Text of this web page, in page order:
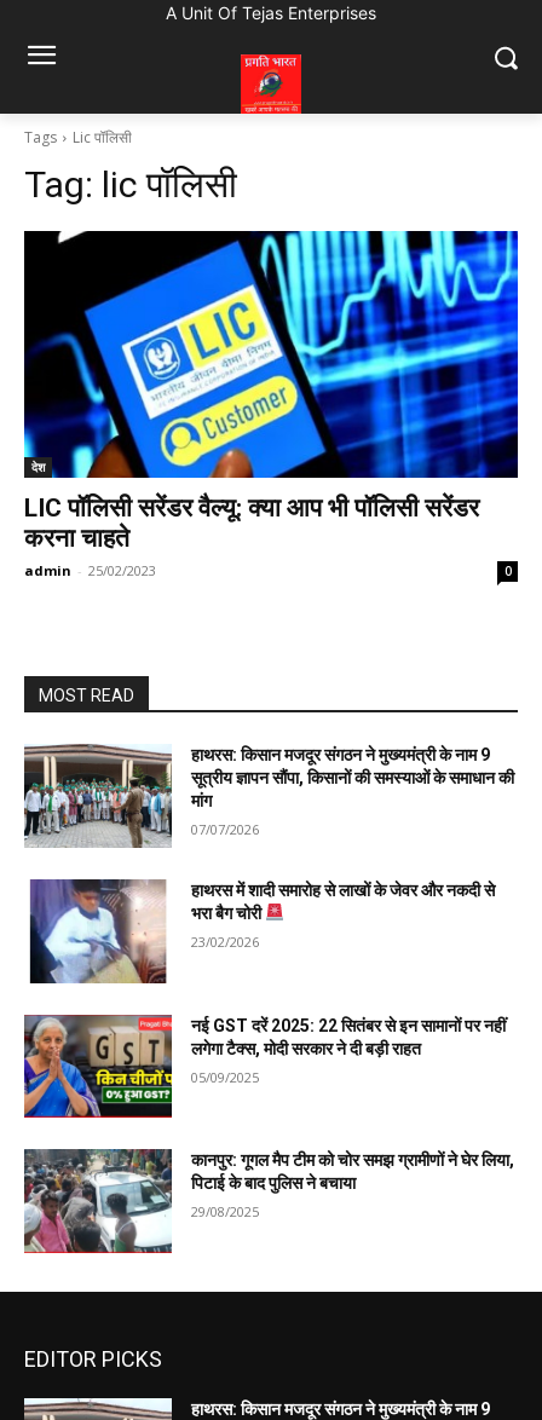
A Unit Of Tejas Enterprises
Tags Lic पॉलिसी
Tag: lic पॉलिसी
देश
LIC पॉलिसी सरेंडर वैल्यू: क्या आप भी पॉलिसी सरेंडर
करना चाहते
admin - 25/02/2023 0
MOST READ
हाथरस: किसान मजदूर संगठन ने मुख्यमंत्री के नाम 9
सूत्रीय ज्ञापन सौंपा, किसानों की समस्याओं के समाधान की
मांग
07/07/2026
हाथरस में शादी समारोह से लाखों के जेवर और नकदी से
भरा बैग चोरी
23/02/2026
नई GST दरें 2025: 22 सितंबर से इन सामानों पर नहीं
लगेगा टैक्स, मोदी सरकार ने दी बड़ी राहत
05/09/2025
कानपुर: गूगल मैप टीम को चोर समझ ग्रामीणों ने घेर लिया,
पिटाई के बाद पुलिस ने बचाया
29/08/2025
EDITOR PICKS
हाथरस: किसान मजदूर संगठन ने मुख्यमंत्री के नाम 9